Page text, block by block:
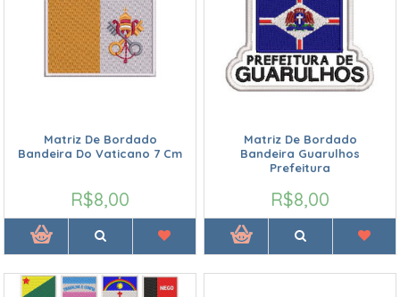
Matriz De Bordado
Bandeira Do Vaticano 7 Cm
R$8,00
Matriz De Bordado
Bandeira Guarulhos
Prefeitura
R$8,00